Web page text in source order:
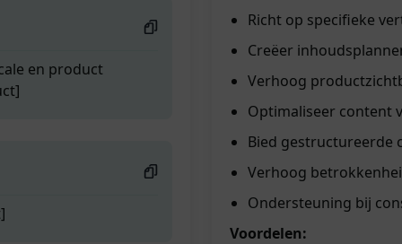
en product
Richt op specifieke
Creëer
Verhoog
Optimaliseer content
Bied gestructureerde
Verhoog
Ondersteuning bij
Voordelen: